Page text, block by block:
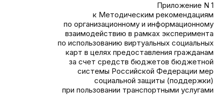
Приложение N 1
к Методическим рекомендациям
по организационному и информационному
взаимодействию в рамках эксперимента
по использованию виртуальных социальных
карт в целях предоставления гражданам
за счет средств бюджетов бюджетной
системы Российской Федерации мер
социальной защиты (поддержки)
при пользовании транспортными услугами